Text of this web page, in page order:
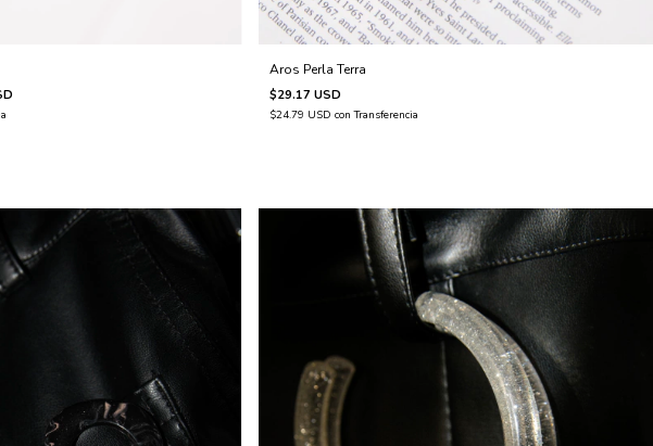
Aros Perla Terra
$29.17 USD
$24.79 USD con Transferencia